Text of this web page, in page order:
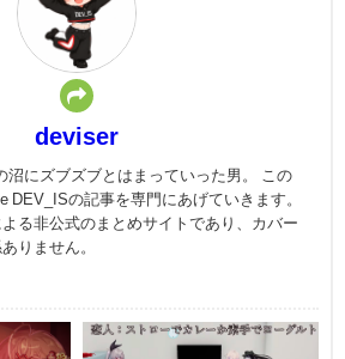
deviser
沼にズブズブとはまっていった男。 この
DEV_ISの記事を専門にあげていきます。
る非公式のまとめサイトであり、カバー
りません。